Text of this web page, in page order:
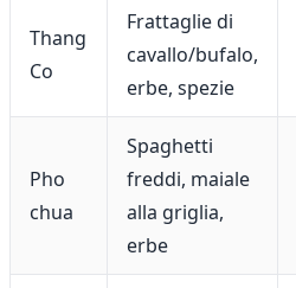
Thang
Co
Frattaglie di
cavallo/bufalo,
erbe, spezie
Pho
chua
Spaghetti
freddi, maiale
alla griglia,
erbe